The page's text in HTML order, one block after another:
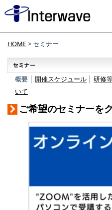
HOME> セミナー
概要 │ 開催スケジュール 研修
いて
ご希望のセミナーを